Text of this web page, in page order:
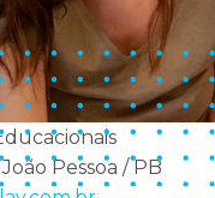
Pessoa / PB